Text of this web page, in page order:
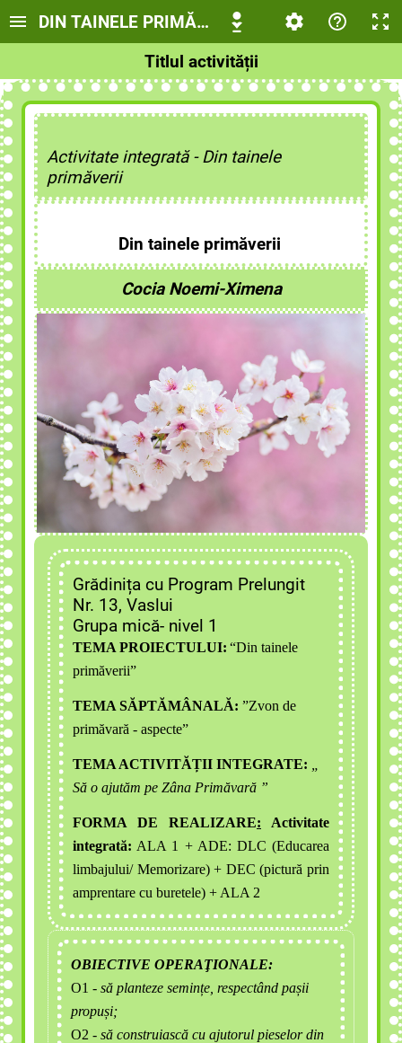
DIN TAINELE PRIMĂVERII
Titlul activității
Activitate integrată - Din tainele
primăverii
Din tainele primăverii
Cocia Noemi-Ximena
Grădinița cu Program Prelungit
Nr. 13, Vaslui
Grupa mică- nivel 1
TEMA PROIECTULUI: “Din tainele
primăverii”
TEMA SĂPTĂMÂNALĂ: ”Zvon de
primăvară - aspecte”
TEMA ACTIVITĂȚII INTEGRATE:
Să o ajutăm pe Zâna Primăvară ”
FORMA DE REALIZARE:
Activitate
integrată: ALA 1 + ADE: DLC (Educarea
limbajului/ Memorizare) + DEC (pictură prin
amprentare cu buretele) + ALA 2
OBIECTIVE OPERAŢIONALE:
O1 - să planteze semințe, respectând pașii
propuși;
O2 - să construiască cu ajutorul pieselor din